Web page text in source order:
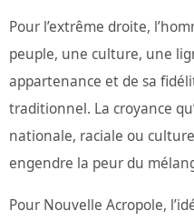
Pour l’extrême droite,
peuple, une culture, une
appartenance et de sa
traditionnel. La croyance
nationale, raciale ou
engendre la peur du
Pour Nouvelle Acropole,